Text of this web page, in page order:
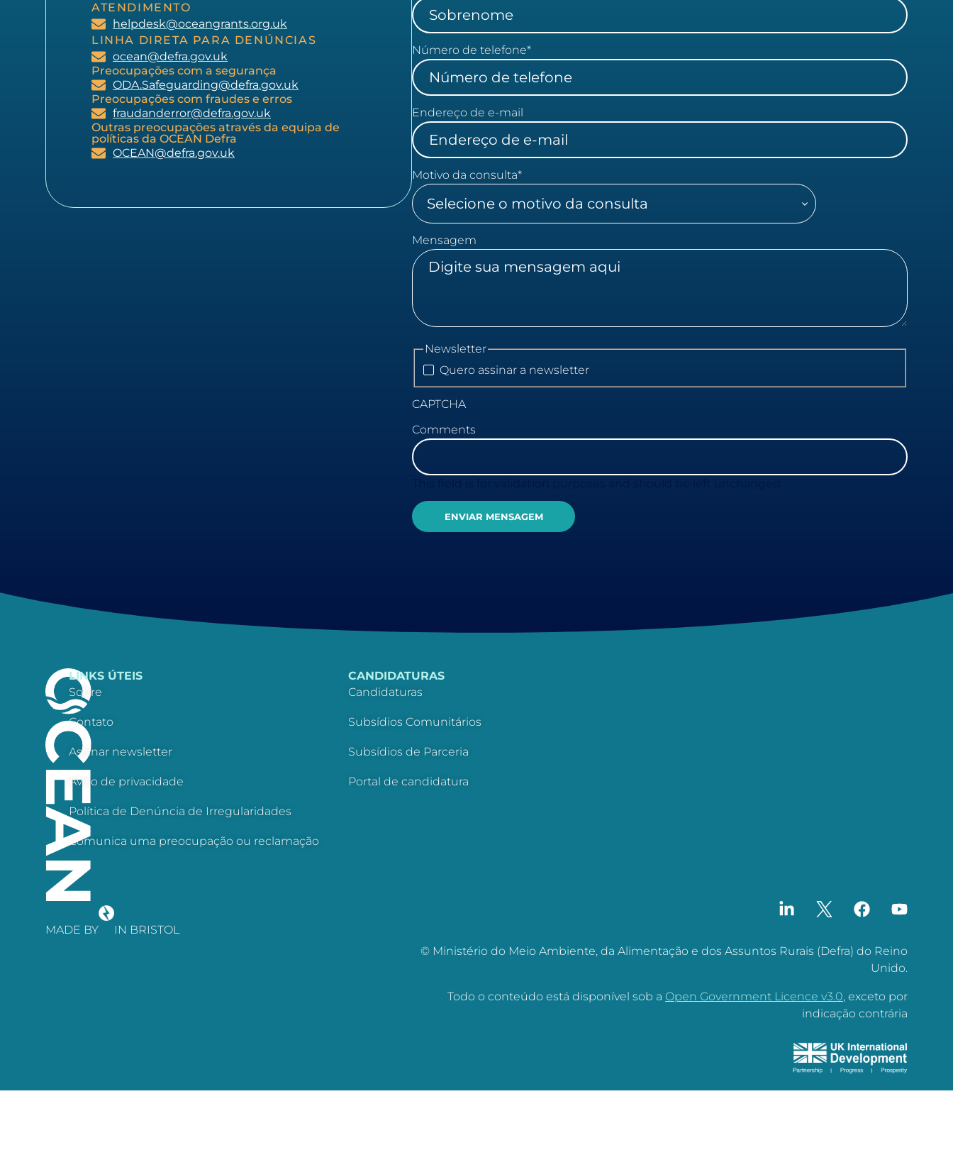
ATENDIMENTO
helpdesk@oceangrants.org.uk
LINHA DIRETA PARA DENÚNCIAS
ocean@defra.gov.uk
Preocupações com a segurança
ODA.Safeguarding@defra.gov.uk
Preocupações com fraudes e erros
fraudanderror@defra.gov.uk
Outras preocupações através da equipa de
políticas da OCEAN Defra
OCEAN@defra.gov.uk
Número de telefone*
Endereço de e-mail
Motivo da consulta*
Mensagem
Newsletter
Quero assinar a newsletter
CAPTCHA
Comments
LINKS ÚTEIS
Sobre
Contato
Assinar newsletter
Aviso de privacidade
Política de Denúncia de Irregularidades
Comunica uma preocupação ou reclamação
CANDIDATURAS
Candidaturas
Subsídios Comunitários
Subsídios de Parceria
Portal de candidatura
MADE BY
IN BRISTOL
© Ministério do Meio Ambiente, da Alimentação e dos Assuntos Rurais (Defra) do Reino
Unido.
Todo o conteúdo está disponível sob a Open Government Licence v3.0, exceto por
indicação contrária